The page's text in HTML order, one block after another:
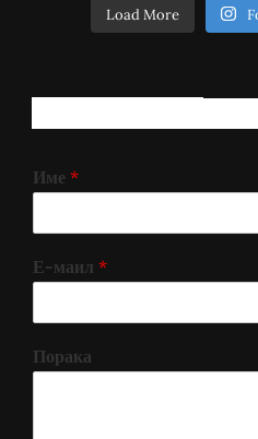
Load More
Име *
Е-маил *
Порака